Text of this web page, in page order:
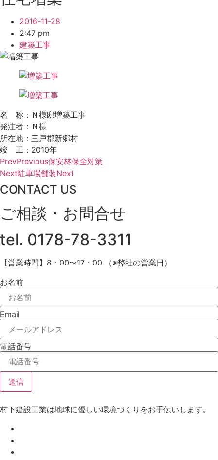
2016-11-28
2:47 pm
建築工事
名 称：Ｎ様邸増築工事
発注者：Ｎ様
所在地：三戸郡新郷村
竣 工：2010年
PrevPrevious保安林保全対策
Next駐車場舗装Next
CONTACT US
ご相談・お問合せ
tel. 0178-78-3311
【営業時間】8：00〜17：00 （※弊社の営業日）
お名前
Email
電話番号
送信
村下建設工業は地球に優しい環境づくりをお手伝いします。